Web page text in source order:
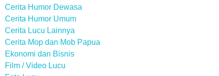
Cerita Humor Dewasa
Cerita Humor Umum
Cerita Lucu Lainnya
Cerita Mop dan Mob Papua
Ekonomi dan Bisnis
Film / Video Lucu